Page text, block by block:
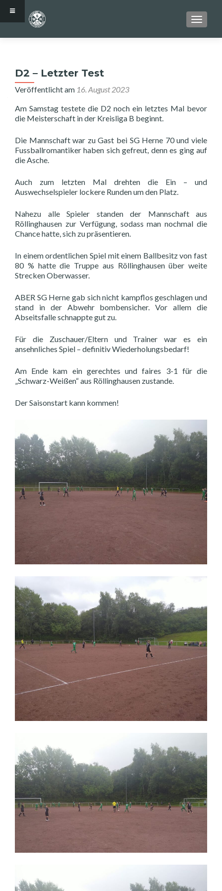
D2 – Letzter Test
Veröffentlicht am 16. August 2023
Am Samstag testete die D2 noch ein letztes Mal bevor
die Meisterschaft in der Kreisliga B beginnt.
Die Mannschaft war zu Gast bei SG Herne 70 und viele
Fussballromantiker haben sich gefreut, denn es ging auf
die Asche.
Auch zum letzten Mal drehten die Ein – und
Auswechselspieler lockere Runden um den Platz.
Nahezu alle Spieler standen der Mannschaft aus
Röllinghausen zur Verfügung, sodass man nochmal die
Chance hatte, sich zu präsentieren.
In einem ordentlichen Spiel mit einem Ballbesitz von fast
80 % hatte die Truppe aus Röllinghausen über weite
Strecken Oberwasser.
ABER SG Herne gab sich nicht kampflos geschlagen und
stand in der Abwehr bombensicher. Vor allem die
Abseitsfalle schnappte gut zu.
Für die Zuschauer/Eltern und Trainer war es ein
ansehnliches Spiel – definitiv Wiederholungsbedarf!
Am Ende kam ein gerechtes und faires 3-1 für die
„Schwarz-Weißen“ aus Röllinghausen zustande.
Der Saisonstart kann kommen!